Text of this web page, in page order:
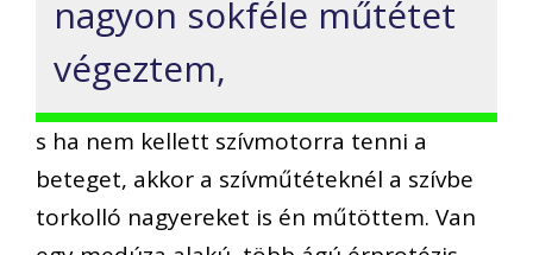
nagyon sokféle műtétet
végeztem,
s ha nem kellett szívmotorra tenni a
beteget, akkor a szívműtéteknél a szívbe
torkolló nagyereket is én műtöttem. Van